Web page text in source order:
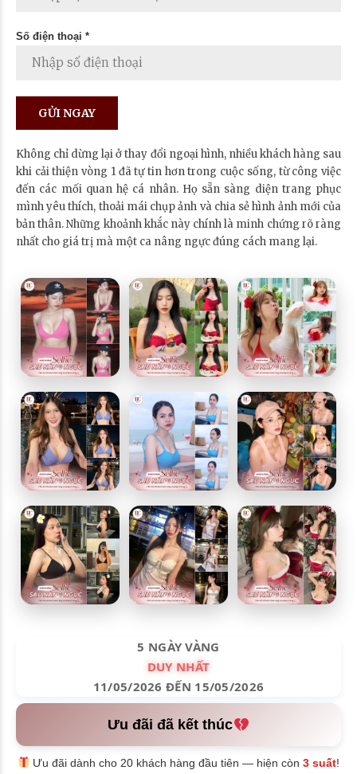
Số điện thoại *
Không chỉ dừng lại ở thay đổi ngoại hình, nhiều khách hàng sau
khi cải thiện vòng 1 đã tự tin hơn trong cuộc sống, từ công việc
đến các mối quan hệ cá nhân. Họ sẵn sàng diện trang phục
mình yêu thích, thoải mái chụp ảnh và chia sẻ hình ảnh mới của
bản thân. Những khoảnh khắc này chính là minh chứng rõ ràng
nhất cho giá trị mà một ca nâng ngực đúng cách mang lại.
5 NGÀY VÀNG
DUY NHẤT
11/05/2026 ĐẾN 15/05/2026
Ưu đãi đã kết thúc
Ưu đãi dành cho 20 khách hàng đầu tiên — hiện còn3 suất!